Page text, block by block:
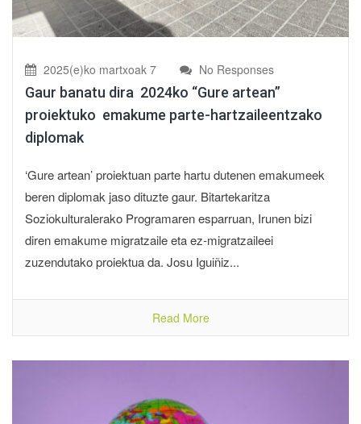
2025(e)ko martxoak 7 No Responses
Gaur banatu dira 2024ko “Gure artean”
proiektuko emakume parte-hartzaileentzako
diplomak
‘Gure artean’ proiektuan parte hartu dutenen emakumeek
beren diplomak jaso dituzte gaur. Bitartekaritza
Soziokulturalerako Programaren esparruan, Irunen bizi
diren emakume migratzaile eta ez-migratzaileei
zuzendutako proiektua da. Josu Iguiñiz...
Read More